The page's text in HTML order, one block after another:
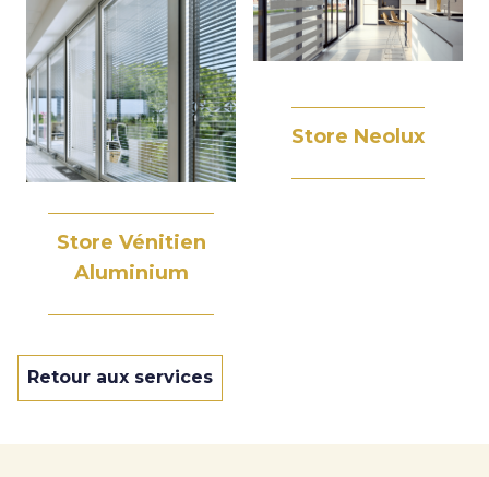
Store Neolux
Store Vénitien
Aluminium
Retour aux services